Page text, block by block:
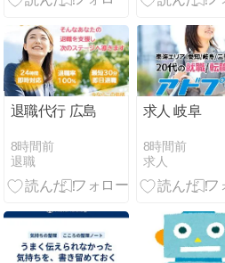
退職代行 広島
8時間前
退職
求人 岐阜
8時間前
求人